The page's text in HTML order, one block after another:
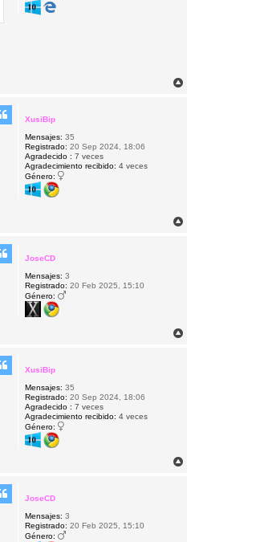
XusiBip
Mensajes: 35
Registrado: 20 Sep 2024, 18:06
Agradecido : 7 veces
Agradecimiento recibido: 4 veces
Género:
JoseCD
Mensajes: 3
Registrado: 20 Feb 2025, 15:10
Género:
XusiBip
Mensajes: 35
Registrado: 20 Sep 2024, 18:06
Agradecido : 7 veces
Agradecimiento recibido: 4 veces
Género:
JoseCD
Mensajes: 3
Registrado: 20 Feb 2025, 15:10
Género: